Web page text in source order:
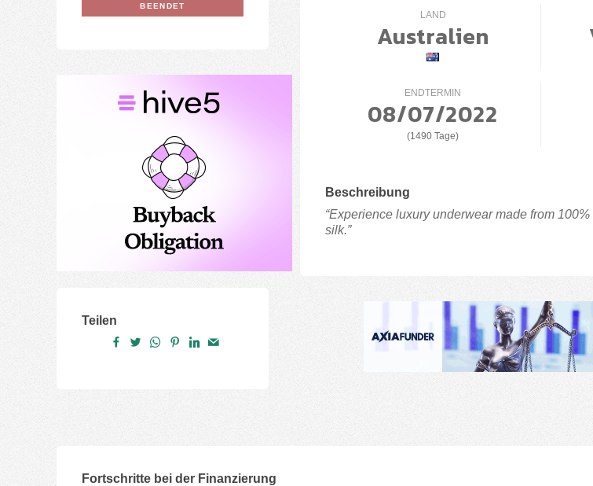
BEENDET
Teilen
LAND
Australien
ENDTERMIN
08/07/2022
(1490 Tage)
Beschreibung
“Experience luxury underwear made from
silk.”
Fortschritte bei der Finanzierung